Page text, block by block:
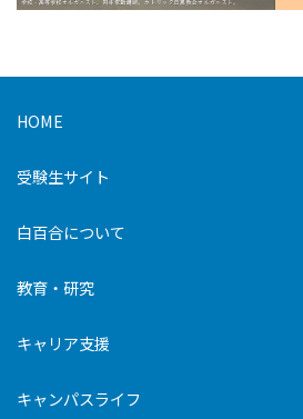
HOME
受験生サイト
白百合について
教育・研究
キャリア支援
キャンパスライフ